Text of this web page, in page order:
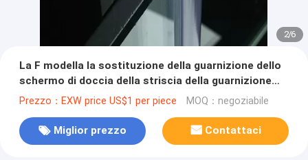
2/6
La F modella la sostituzione della guarnizione dello
schermo di doccia della striscia della guarnizione
della doccia del PVC
Prezzo：EXW price US$1 per piece MOQ：negoziabile
Miglior prezzo Contattaci